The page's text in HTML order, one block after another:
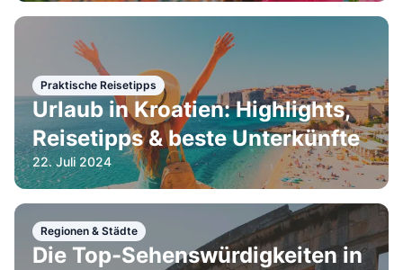
Praktische Reisetipps
Urlaub in Kroatien: Highlights,
Reisetipps & beste Unterkünfte
22. Juli 2024
Regionen & Städte
Die Top-Sehenswürdigkeiten in